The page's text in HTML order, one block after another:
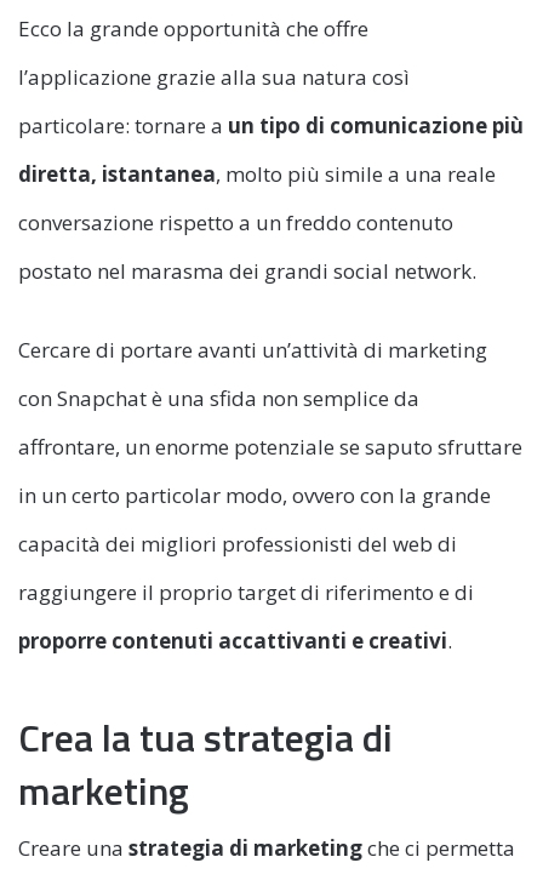
Ecco la grande opportunità che offre
l’applicazione grazie alla sua natura così
particolare: tornare a un tipo di comunicazione più
diretta, istantanea, molto più simile a una reale
conversazione rispetto a un freddo contenuto
postato nel marasma dei grandi social network.
Cercare di portare avanti un’attività di marketing
con Snapchat è una sfida non semplice da
affrontare, un enorme potenziale se saputo sfruttare
in un certo particolar modo, ovvero con la grande
capacità dei migliori professionisti del web di
raggiungere il proprio target di riferimento e di
proporre contenuti accattivanti e creativi.
Crea la tua strategia di
marketing
Creare una strategia di marketingche ci permetta